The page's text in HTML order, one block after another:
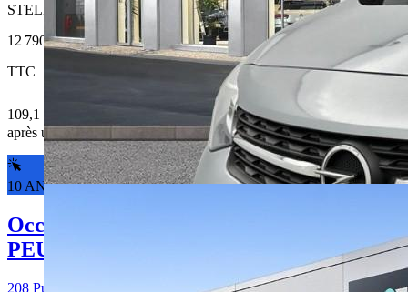
STELLANTIS &YOU JOINVILLE
12 790 €
TTC
109,1 € /Mois
après un premier loyer de 3 837 €
10 ANS DE GARANTIE*
Occasion
PEUGEOT 208
208 PureTech 75 S&S BVM5 Style